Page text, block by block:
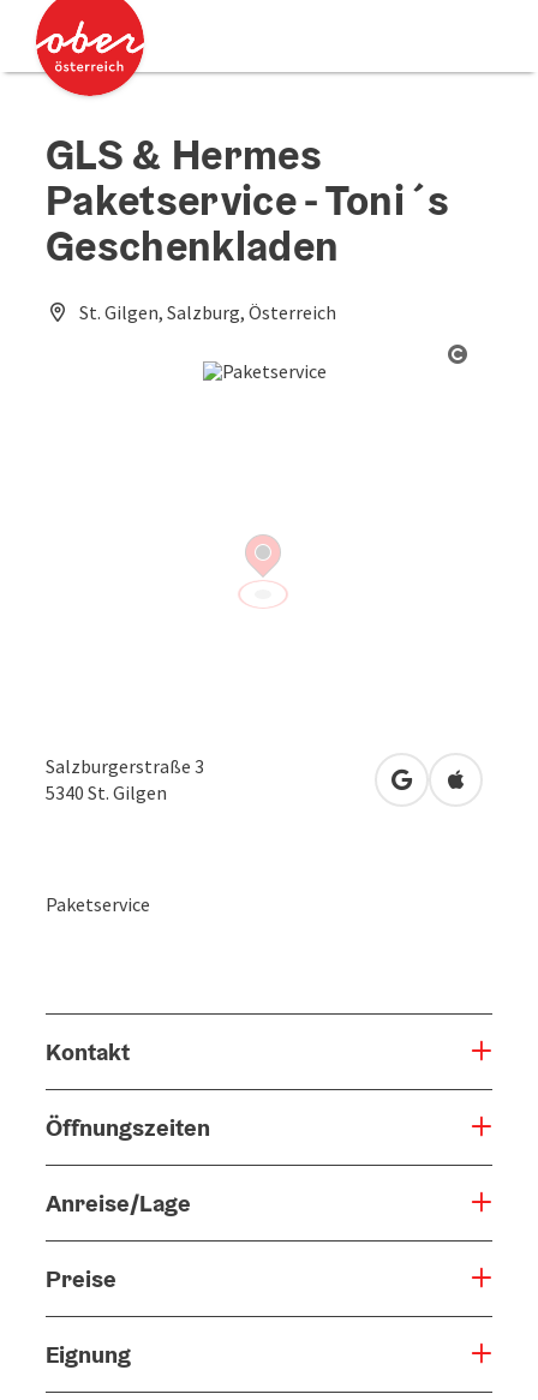
Zum Inhalt
Zum Seitenanfang
GLS & Hermes
Paketservice - Toni´s
Geschenkladen
St. Gilgen, Salzburg, Österreich
Salzburgerstraße 3
5340 St. Gilgen in Googlein Apple
Paketservice
Kontakt
Öffnungszeiten
Anreise/Lage
Preise
Eignung